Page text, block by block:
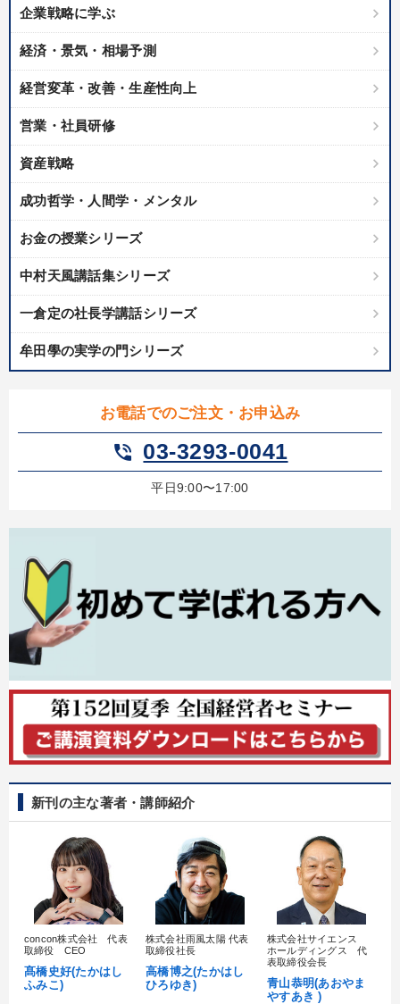
企業戦略に学ぶ
経済・景気・相場予測
経営変革・改善・生産性向上
営業・社員研修
資産戦略
成功哲学・人間学・メンタル
お金の授業シリーズ
中村天風講話集シリーズ
一倉定の社長学講話シリーズ
牟田學の実学の門シリーズ
お電話でのご注文・お申込み
phone_in_talk 03-3293-0041
平日9:00〜17:00
新刊の主な著者・講師紹介
concon株式会社 代表
取締役 CEO
髙橋史好(たかはし
ふみこ)
株式会社雨風太陽 代表
取締役社長
高橋博之(たかはし
ひろゆき)
株式会社サイエンス
ホールディングス 代
表取締役会長
青山恭明(あおやま
やすあき )